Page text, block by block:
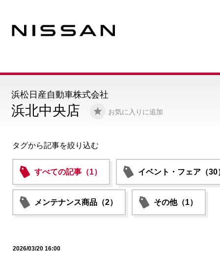
浜北中央店 お気に入りに追加
浜松日産自動車株式会社
タグから記事を絞り込む
すべての記事（1） イベント・フェア（30
メンテナンス商品（2） その他（1）
2026/03/20 16:00